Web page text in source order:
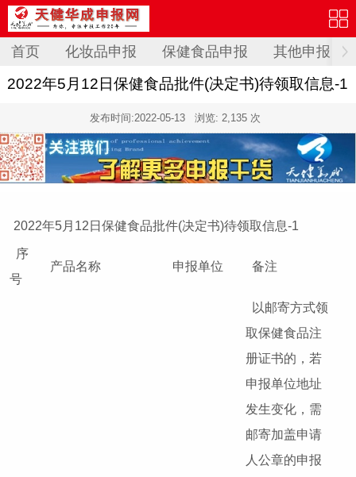
首页 化妆品申报 保健食品申报 其他申报
2022年5月12日保健食品批件(决定书)待领取信息-1
发布时间:2022-05-13 浏览: 2,135 次
2022年5月12日保健食品批件(决定书)待领取信息-1
序
号
产品名称 申报单位 备注
以邮寄方式领
取保健食品注
册证书的，若
申报单位地址
发生变化，需
邮寄加盖申请
人公章的申报